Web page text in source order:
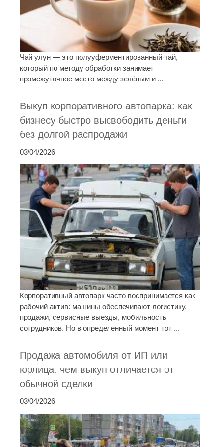
Чай улун — это полууферментированный чай,
который по методу обработки занимает
промежуточное место между зелёным и ...
Выкуп корпоративного автопарка: как
бизнесу быстро высвободить деньги
без долгой распродажи
03/04/2026
Корпоративный автопарк часто воспринимается как
рабочий актив: машины обеспечивают логистику,
продажи, сервисные выезды, мобильность
сотрудников. Но в определенный момент тот ...
Продажа автомобиля от ИП или
юрлица: чем выкуп отличается от
обычной сделки
03/04/2026